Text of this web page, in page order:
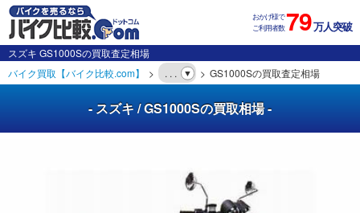
おかげ様で
ご利用者数79万人突破
スズキ GS1000Sの買取査定相場
バイク買取【バイク比較.com】
. . . GS1000Sの買取査定相場
- スズキ / GS1000Sの買取相場 -